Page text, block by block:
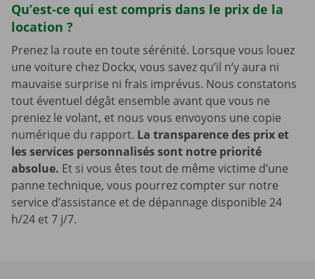
Qu’est-ce qui est compris dans le prix de la
location ?
Prenez la route en toute sérénité. Lorsque vous louez
une voiture chez Dockx, vous savez qu’il n’y aura ni
mauvaise surprise ni frais imprévus. Nous constatons
tout éventuel dégât ensemble avant que vous ne
preniez le volant, et nous vous envoyons une copie
numérique du rapport. La transparence des prix et
les services personnalisés sont notre priorité
absolue. Et si vous êtes tout de même victime d’une
panne technique, vous pourrez compter sur notre
service d’assistance et de dépannage disponible 24
h/24 et 7 j/7.